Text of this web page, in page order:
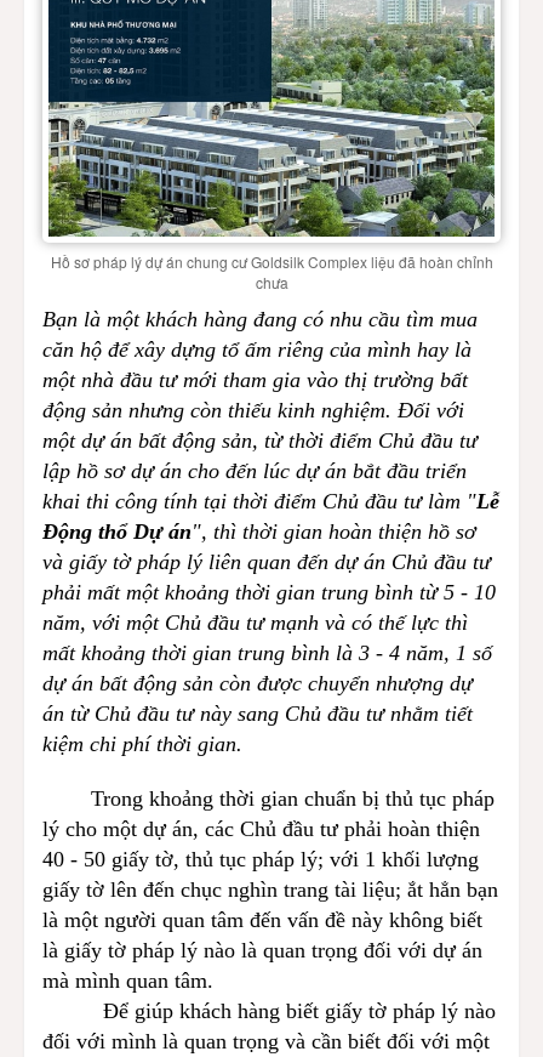
Hồ sơ pháp lý dự án chung cư Goldsilk Complex liệu đã hoàn chỉnh
chưa
Bạn là một khách hàng đang có nhu cầu tìm mua
căn hộ để xây dựng tổ ấm riêng của mình hay là
một nhà đầu tư mới tham gia vào thị trường bất
động sản nhưng còn thiếu kinh nghiệm. Đối với
một dự án bất động sản, từ thời điểm Chủ đầu tư
lập hồ sơ dự án cho đến lúc dự án bắt đầu triển
khai thi công tính tại thời điểm Chủ đầu tư làm "Lễ
Động thổ Dự án", thì thời gian hoàn thiện hồ sơ
và giấy tờ pháp lý liên quan đến dự án Chủ đầu tư
phải mất một khoảng thời gian trung bình từ 5 - 10
năm, với một Chủ đầu tư mạnh và có thế lực thì
mất khoảng thời gian trung bình là 3 - 4 năm, 1 số
dự án bất động sản còn được chuyển nhượng dự
án từ Chủ đầu tư này sang Chủ đầu tư nhằm tiết
kiệm chi phí thời gian.
Trong khoảng thời gian chuẩn bị thủ tục pháp
lý cho một dự án, các Chủ đầu tư phải hoàn thiện
40 - 50 giấy tờ, thủ tục pháp lý; với 1 khối lượng
giấy tờ lên đến chục nghìn trang tài liệu; ắt hẳn bạn
là một người quan tâm đến vấn đề này không biết
là giấy tờ pháp lý nào là quan trọng đối với dự án
mà mình quan tâm.
Để giúp khách hàng biết giấy tờ pháp lý nào
đối với mình là quan trọng và cần biết đối với một